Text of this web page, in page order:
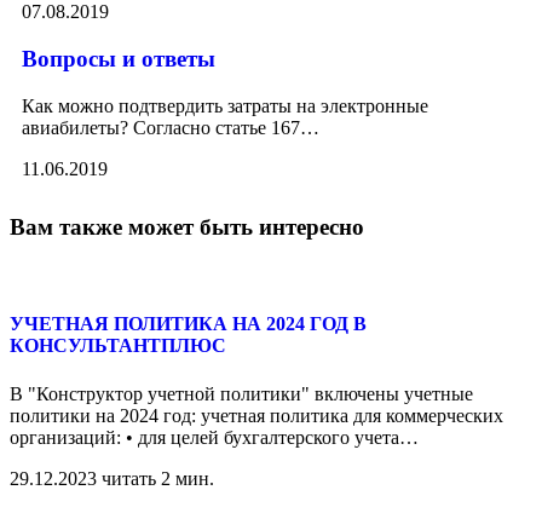
07.08.2019
Вопросы и ответы
Как можно подтвердить затраты на электронные
авиабилеты? Согласно статье 167…
11.06.2019
Вам также может быть интересно
УЧЕТНАЯ ПОЛИТИКА НА 2024 ГОД В
КОНСУЛЬТАНТПЛЮС
В "Конструктор учетной политики" включены учетные
политики на 2024 год: учетная политика для коммерческих
организаций: • для целей бухгалтерского учета…
29.12.2023 читать 2 мин.